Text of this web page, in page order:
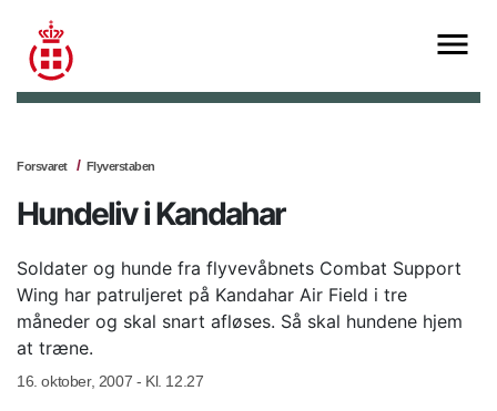
Forsvaret Flyverstaben
Hundeliv i Kandahar
Soldater og hunde fra flyvevåbnets Combat Support
Wing har patruljeret på Kandahar Air Field i tre
måneder og skal snart afløses. Så skal hundene hjem
at træne.
16. oktober, 2007 - Kl. 12.27